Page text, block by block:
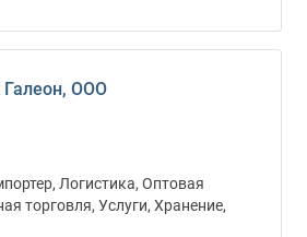
ООО
Логистика, Оптовая
торговля, Услуги, Хранение,